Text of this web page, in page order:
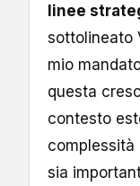
linee
sottolineato
mio
questa
contesto
complessità
sia